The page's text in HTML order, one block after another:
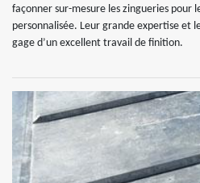
façonner sur-mesure les zingueries pour
personnalisée. Leur grande expertise et
gage d’un excellent travail de finition.